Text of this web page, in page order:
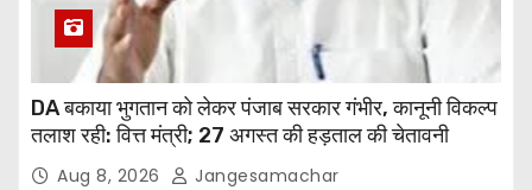
DA बकाया भुगतान को लेकर पंजाब सरकार गंभीर, कानूनी विकल्प
तलाश रही: वित्त मंत्री; 27 अगस्त की हड़ताल की चेतावनी
Aug 8, 2026 Jangesamachar